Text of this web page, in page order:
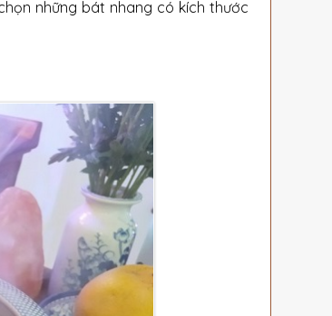
những bát nhang có kích thước